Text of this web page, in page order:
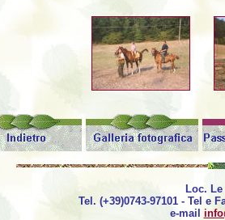
Loc.
Tel. (+39)0743-97101 - Tel e
e-mail